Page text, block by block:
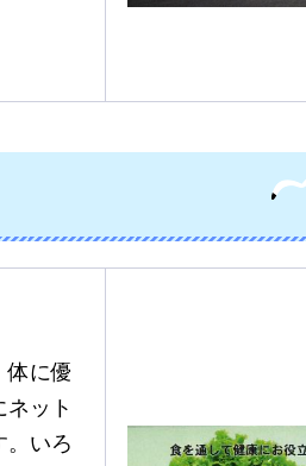
体に優
ット
。いろ